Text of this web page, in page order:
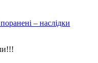
– наслідки